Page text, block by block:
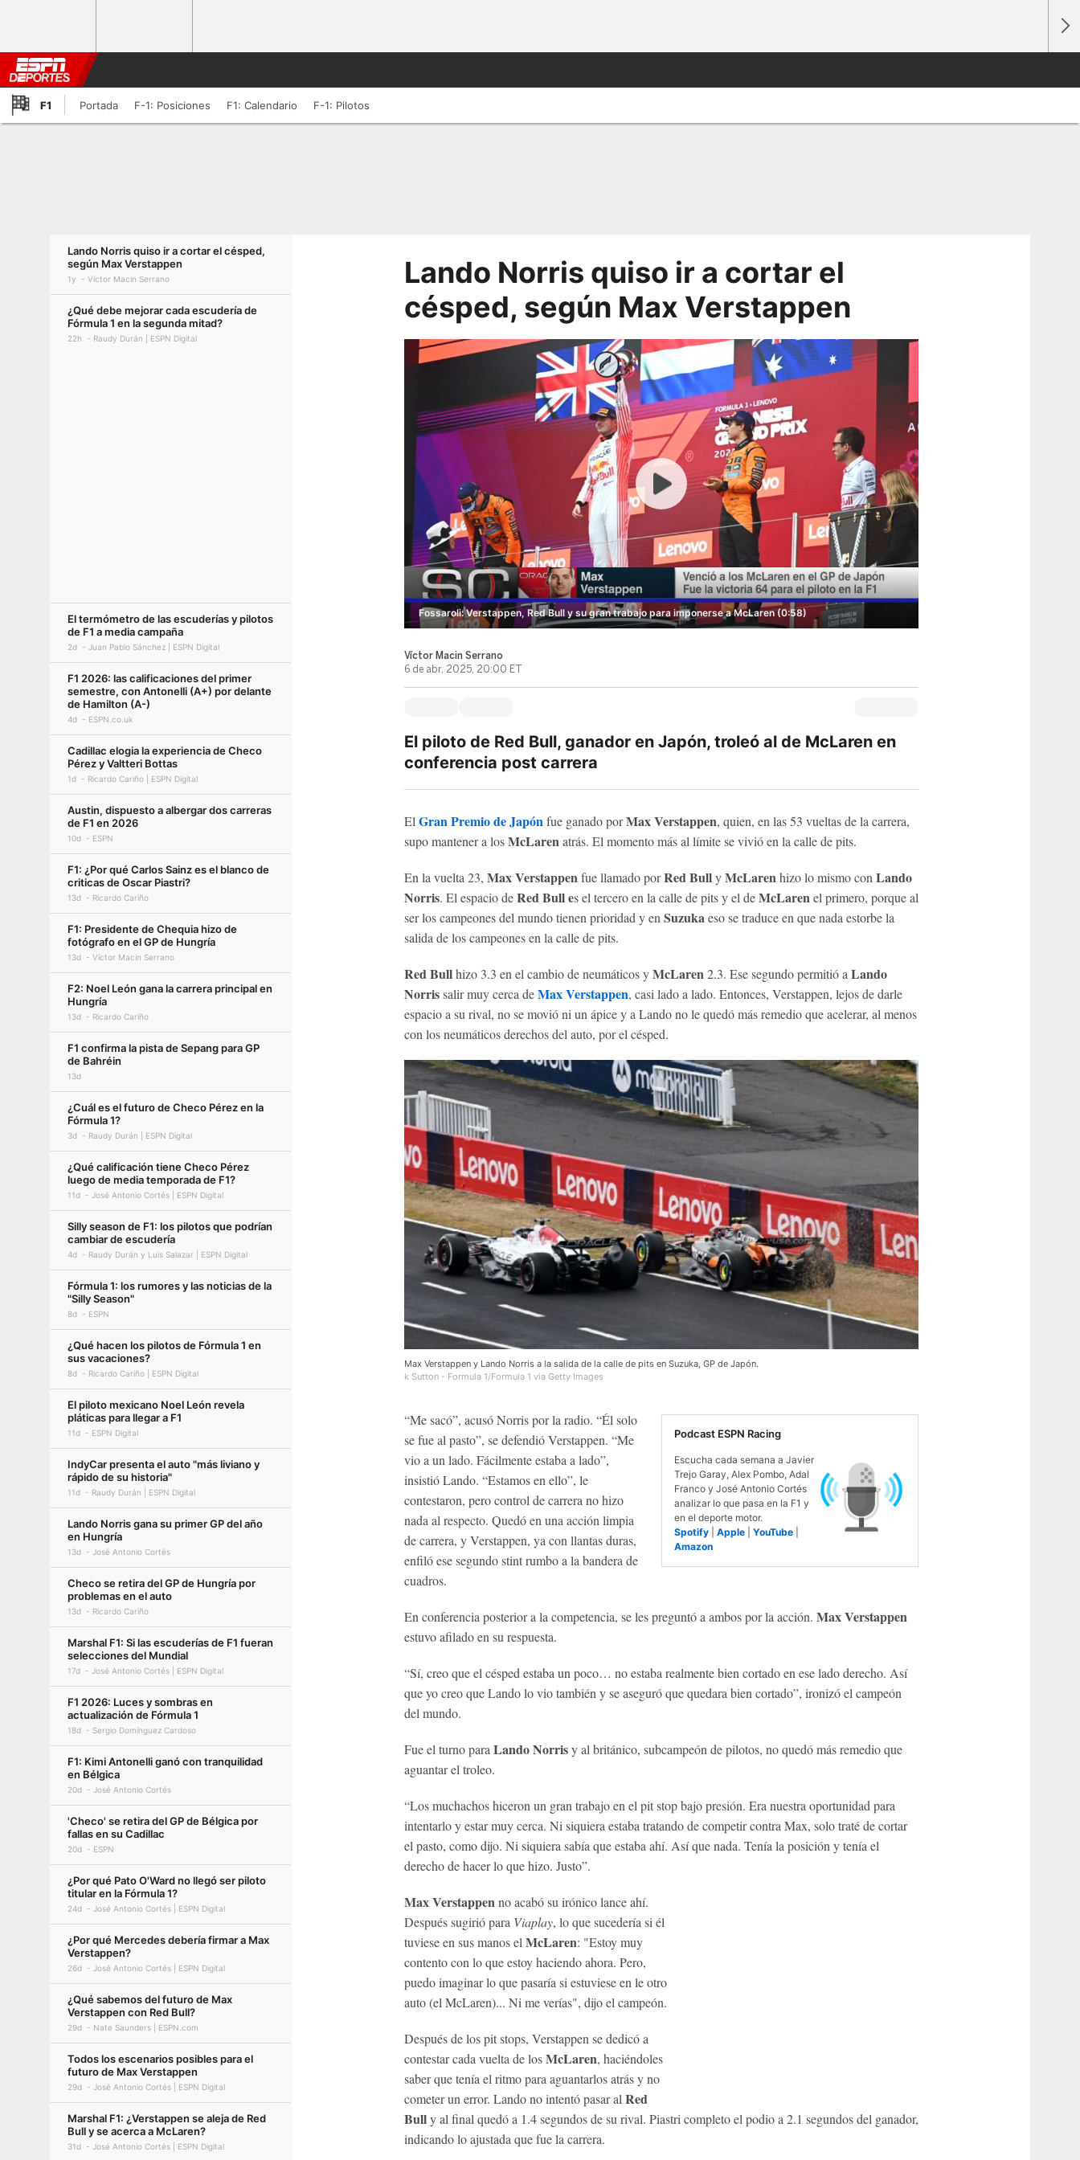
F1 Portada F-1: Posiciones F1: Calendario F-1: Pilotos
Lando Norris quiso ir a cortar el césped,
según Max Verstappen
1y Víctor Macin Serrano
¿Qué debe mejorar cada escudería de
Fórmula 1 en la segunda mitad?
22h Raudy Durán | ESPN Digital
El termómetro de las escuderías y pilotos
de F1 a media campaña
2d Juan Pablo Sánchez | ESPN Digital
F1 2026: las calificaciones del primer
semestre, con Antonelli (A+) por delante
de Hamilton (A-)
4d ESPN.co.uk
Cadillac elogia la experiencia de Checo
Pérez y Valtteri Bottas
1d Ricardo Cariño | ESPN Digital
Austin, dispuesto a albergar dos carreras
de F1 en 2026
10d ESPN
F1: ¿Por qué Carlos Sainz es el blanco de
criticas de Oscar Piastri?
13d Ricardo Cariño
F1: Presidente de Chequia hizo de
fotógrafo en el GP de Hungría
13d Víctor Macin Serrano
F2: Noel León gana la carrera principal en
Hungría
13d Ricardo Cariño
F1 confirma la pista de Sepang para GP
de Bahréin
13d
¿Cuál es el futuro de Checo Pérez en la
Fórmula 1?
3d Raudy Durán | ESPN Digital
¿Qué calificación tiene Checo Pérez
luego de media temporada de F1?
11d José Antonio Cortés | ESPN Digital
Silly season de F1: los pilotos que podrían
cambiar de escudería
4d Raudy Durán y Luis Salazar | ESPN Digital
Fórmula 1: los rumores y las noticias de la
"Silly Season"
8d ESPN
¿Qué hacen los pilotos de Fórmula 1 en
sus vacaciones?
8d Ricardo Cariño | ESPN Digital
El piloto mexicano Noel León revela
pláticas para llegar a F1
11d ESPN Digital
IndyCar presenta el auto "más liviano y
rápido de su historia"
11d Raudy Durán | ESPN Digital
Lando Norris gana su primer GP del año
en Hungría
13d José Antonio Cortés
Checo se retira del GP de Hungría por
problemas en el auto
13d Ricardo Cariño
Marshal F1: Si las escuderías de F1 fueran
selecciones del Mundial
17d José Antonio Cortés | ESPN Digital
F1 2026: Luces y sombras en
actualización de Fórmula 1
18d Sergio Domínguez Cardoso
F1: Kimi Antonelli ganó con tranquilidad
en Bélgica
20d José Antonio Cortés
'Checo' se retira del GP de Bélgica por
fallas en su Cadillac
20d ESPN
¿Por qué Pato O'Ward no llegó ser piloto
titular en la Fórmula 1?
24d José Antonio Cortés | ESPN Digital
¿Por qué Mercedes debería firmar a Max
Verstappen?
26d José Antonio Cortés | ESPN Digital
¿Qué sabemos del futuro de Max
Verstappen con Red Bull?
29d Nate Saunders | ESPN.com
Todos los escenarios posibles para el
futuro de Max Verstappen
29d José Antonio Cortés | ESPN Digital
Marshal F1: ¿Verstappen se aleja de Red
Bull y se acerca a McLaren?
31d José Antonio Cortés | ESPN Digital
Lando Norris quiso ir a cortar el
césped, según Max Verstappen
Fossaroli: Verstappen, Red Bull y su gran trabajo para imponerse a McLaren (0:58)
Víctor Macin Serrano
6 de abr, 2025, 20:00 ET
El piloto de Red Bull, ganador en Japón, troleó al de McLaren en
conferencia post carrera
El Gran Premio de Japón fue ganado porMax Verstappen, quien, en las 53 vueltas de la carrera,
supo mantener a losMcLarenatrás. El momento más al límite se vivió en la calle de pits.
En la vuelta 23, Max Verstappen fue llamado porRed BullyMcLaren hizo lo mismo con Lando
Norris. El espacio deRed Bull es el tercero en la calle de pits y el deMcLarenel primero, porque al
ser los campeones del mundo tienen prioridad y en Suzukaeso se traduce en que nada estorbe la
salida de los campeones en la calle de pits.
Red Bullhizo 3.3 en el cambio de neumáticos yMcLaren 2.3. Ese segundo permitió a Lando
Norrissalir muy cerca deMax Verstappen, casi lado a lado. Entonces, Verstappen, lejos de darle
espacio a su rival, no se movió ni un ápice y a Lando no le quedó más remedio que acelerar, al menos
con los neumáticos derechos del auto, por el césped.
Max Verstappen y Lando Norris a la salida de la calle de pits en Suzuka, GP de Japón.
k Sutton - Formula 1/Formula 1 via Getty Images
Podcast ESPN Racing
Escucha cada semana a Javier
Trejo Garay, Alex Pombo, Adal
Franco y José Antonio Cortés
analizar lo que pasa en la F1 y
en el deporte motor.
Spotify| Apple| YouTube|
Amazon
“Me sacó”, acusó Norris por la radio. “Él solo
se fue al pasto”, se defendió Verstappen. “Me
vio a un lado. Fácilmente estaba a lado”,
insistió Lando. “Estamos en ello”, le
contestaron, pero control de carrera no hizo
nada al respecto. Quedó en una acción limpia
de carrera, y Verstappen, ya con llantas duras,
enfiló ese segundo stint rumbo a la bandera de
cuadros.
En conferencia posterior a la competencia, se les preguntó a ambos por la acción. Max Verstappen
estuvo afilado en su respuesta.
“Sí, creo que el césped estaba un poco… no estaba realmente bien cortado en ese lado derecho. Así
que yo creo que Lando lo vio también y se aseguró que quedara bien cortado”, ironizó el campeón
del mundo.
Fue el turno paraLando Norrisy al británico, subcampeón de pilotos, no quedó más remedio que
aguantar el troleo.
“Los muchachos hiceron un gran trabajo en el pit stop bajo presión. Era nuestra oportunidad para
intentarlo y estar muy cerca. Ni siquiera estaba tratando de competir contra Max, solo traté de cortar
el pasto, como dijo. Ni siquiera sabía que estaba ahí. Así que nada. Tenía la posición y tenía el
derecho de hacer lo que hizo. Justo”.
Max Verstappenno acabó su irónico lance ahí.
Después sugirió para Viaplay, lo que sucedería si él
tuviese en sus manos elMcLaren: "Estoy muy
contento con lo que estoy haciendo ahora. Pero,
puedo imaginar lo que pasaría si estuviese en le otro
auto (el McLaren)... Ni me verías", dijo el campeón.
Después de los pit stops, Verstappen se dedicó a
contestar cada vuelta de losMcLaren, haciéndoles
saber que tenía el ritmo para aguantarlos atrás y no
cometer un error. Lando no intentó pasar alRed
Bully al final quedó a 1.4 segundos de su rival. Piastri completo el podio a 2.1 segundos del ganador,
indicando lo ajustada que fue la carrera.